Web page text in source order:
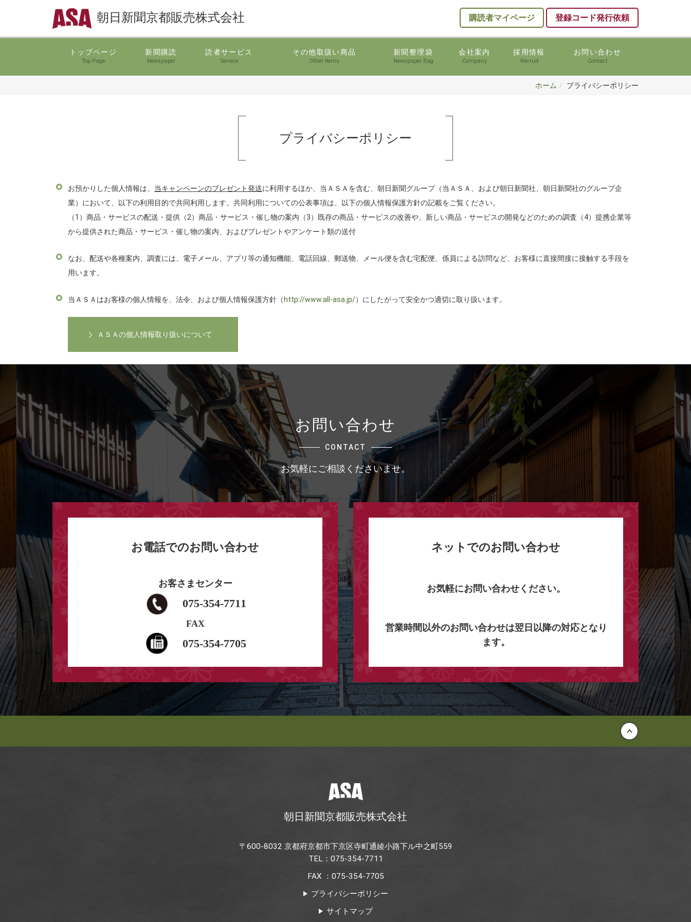
朝日新聞京都販売株式会社 購読者マイページ 登録コード発行依頼
トップページ
Top Page
新聞購読
Newspaper
読者サービス
Service
その他取扱い商品
Other Items
新聞整理袋
Newspaper Bag
会社案内
Company
採用情報
Recruit
お問い合わせ
Contact
ホーム プライバシーポリシー
プライバシーポリシー
お預かりした個人情報は、 当キャンペーンのプレゼント発送に利用するほか、当ＡＳＡを含む、朝日新聞グループ（当ＡＳＡ、および朝日新聞社、朝日新聞社のグループ企
業）において、以下の利用目的で共同利用します。共同利用についての公表事項は、以下の個人情報保護方針の記載をご覧ください。
（1）商品・サービスの配送・提供（2）商品・サービス・催し物の案内（3）既存の商品・サービスの改善や、新しい商品・サービスの開発などのための調査（4）提携企業等
から提供された商品・サービス・催し物の案内、およびプレゼントやアンケート類の送付
なお、配送や各種案内、調査には、電子メール、アプリ等の通知機能、電話回線、郵送物、メール便を含む宅配便、係員による訪問など、お客様に直接間接に接触する手段を
用います。
当ＡＳＡはお客様の個人情報を、法令、および個人情報保護方針（http://www.all-asa.jp/）にしたがって安全かつ適切に取り扱います。
ＡＳＡの個人情報取り扱いについて
お問い合わせ
CONTACT
お気軽にご相談くださいませ。
お電話でのお問い合わせ
お客さまセンター
075-354-7711
FAX
075-354-7705
ネットでのお問い合わせ
お気軽にお問い合わせください。
営業時間以外のお問い合わせは翌日以降の対応となり
ます。
朝日新聞京都販売株式会社
〒600-8032 京都府京都市下京区寺町通綾小路下ル中之町559
TEL：075-354-7711
FAX ：075-354-7705
プライバシーポリシー
サイトマップ